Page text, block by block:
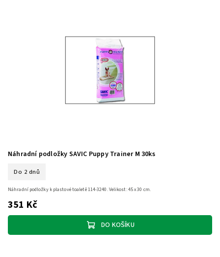
Náhradní podložky SAVIC Puppy Trainer M 30ks
Do 2 dnů
351 Kč
DO KOŠÍKU
Náhradní podložky k plastové toaletě 114-3240. Velikost: 45 x 30 cm.